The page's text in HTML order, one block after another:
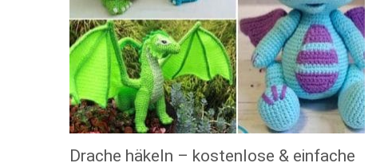
Drache häkeln – kostenlose & einfache